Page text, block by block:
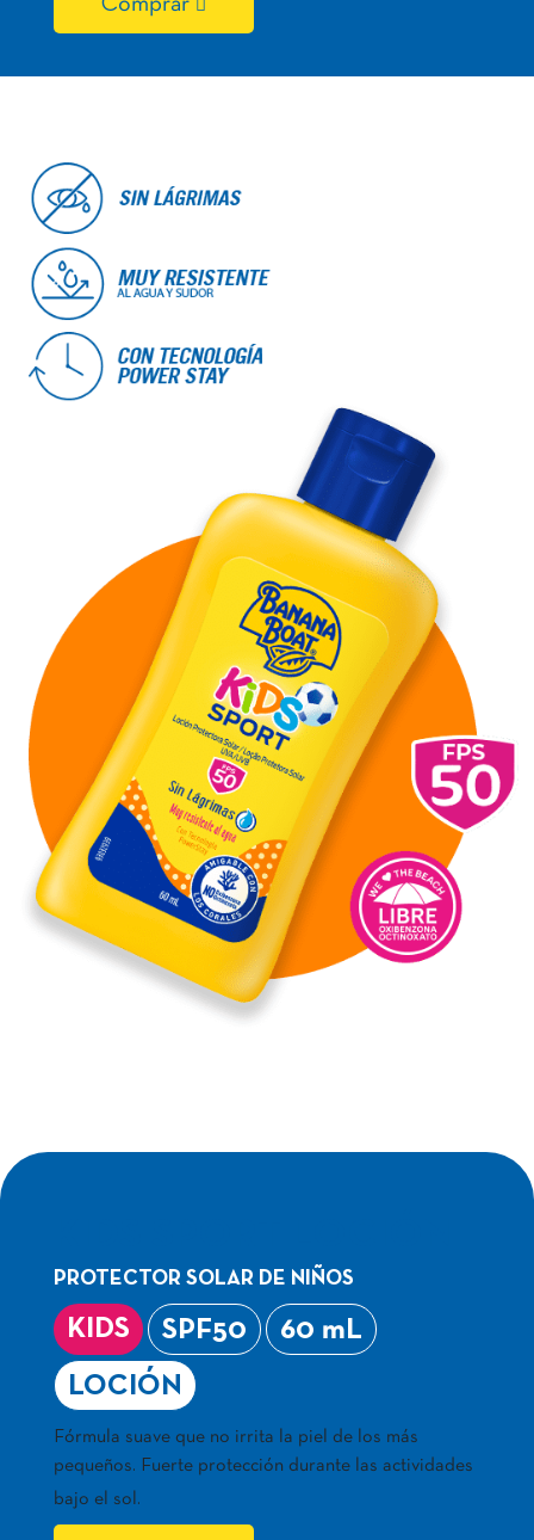
Comprar
PROTECTOR SOLAR DE NIÑOS
KIDS SPF50 60 mL
LOCIÓN
Fórmula suave que no irrita la piel de los más
pequeños. Fuerte protección durante las actividades
bajo el sol.